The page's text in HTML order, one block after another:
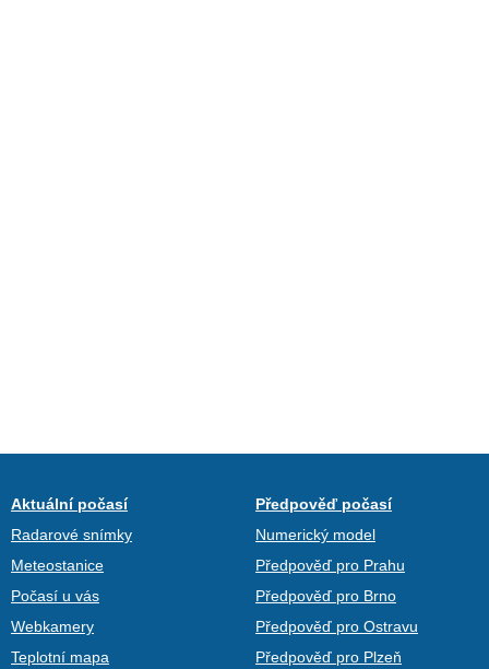
Aktuální počasí
Radarové snímky
Meteostanice
Počasí u vás
Webkamery
Teplotní mapa
Předpověď počasí
Numerický model
Předpověď pro Prahu
Předpověď pro Brno
Předpověď pro Ostravu
Předpověď pro Plzeň